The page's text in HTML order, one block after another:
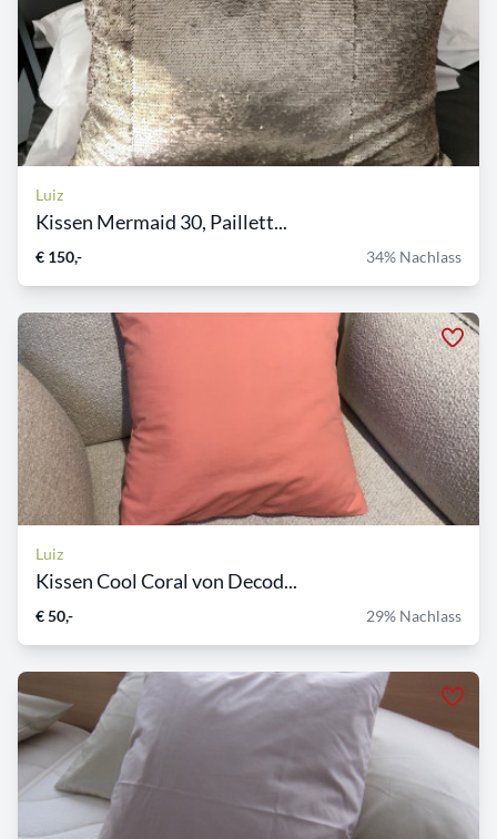
Luiz
Kissen Mermaid 30, Paillett...
€ 150,- 34% Nachlass
Luiz
Kissen Cool Coral von Decod...
€ 50,- 29% Nachlass